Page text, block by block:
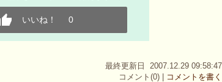
いいね！ 0
最終更新日 2007.12.29 09:58:47
コメント(0) |
コメントを書く